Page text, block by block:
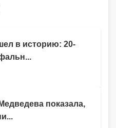
в историю: 20-
показала,